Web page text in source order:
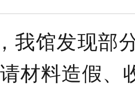
我馆发现部
材料造假、